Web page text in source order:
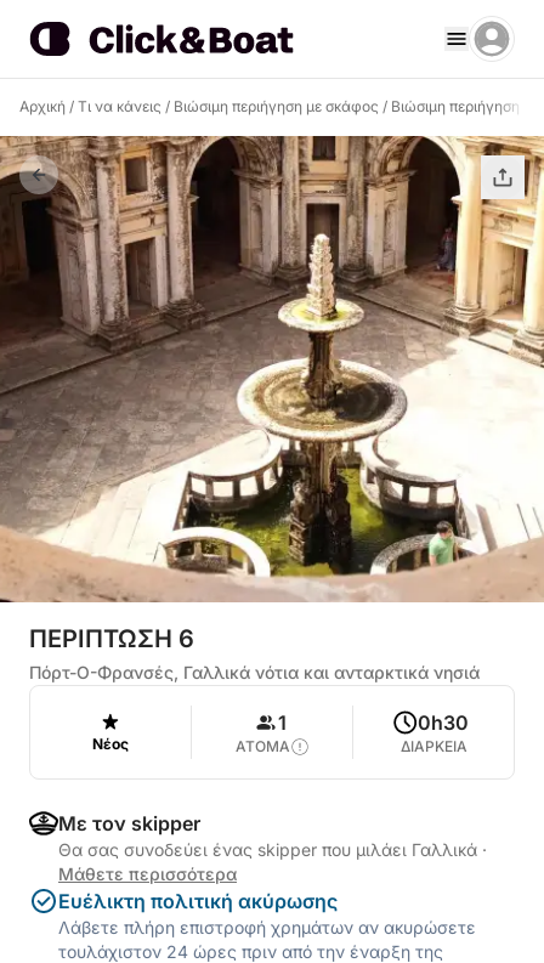
Αρχική / Τι να κάνεις / Βιώσιμη περιήγηση με σκάφος / Βιώσιμη περιήγηση
ΠΕΡΙΠΤΩΣΗ 6
Πόρτ-Ο-Φρανσές, Γαλλικά νότια και ανταρκτικά νησιά
Νέος
1
ΑΤΟΜΑ
0h30
ΔΙΑΡΚΕΙΑ
Με τον skipper
Θα σας συνοδεύει ένας skipper που μιλάει Γαλλικά ·
Μάθετε περισσότερα
Ευέλικτη πολιτική ακύρωσης
Λάβετε πλήρη επιστροφή χρημάτων αν ακυρώσετε
τουλάχιστον 24 ώρες πριν από την έναρξη της